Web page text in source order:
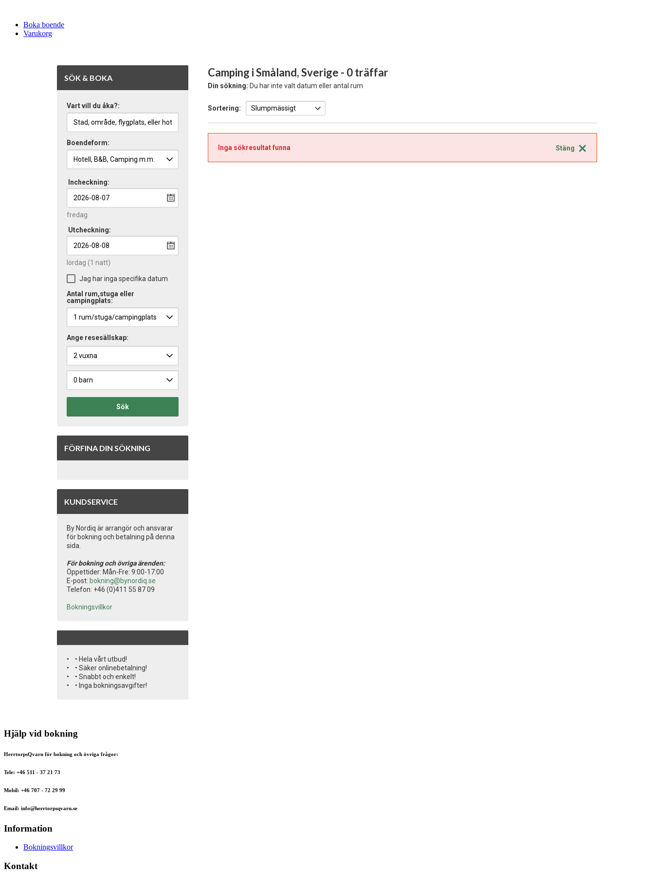
Boka boende
Varukorg
Camping i Småland, Sverige - 0 träffar
Din sökning: Du har inte valt datum eller antal rum
Sortering:
Stäng
Inga sökresultat funna
SÖK & BOKA
Vart vill du åka?:
Boendeform:
Incheckning:
fredag
Utcheckning:
lördag (1 natt)
Jag har inga specifika datum
Antal rum,stuga eller
campingplats:
Ange resesällskap:
Sök
FÖRFINA DIN SÖKNING
KUNDSERVICE
By Nordiq är arrangör och ansvarar
för bokning och betalning på denna
sida.
För bokning och övriga ärenden:
Öppettider: Mån-Fre: 9:00-17:00
E-post: bokning@bynordiq.se
Telefon: +46 (0)411 55 87 09
Bokningsvillkor
• Hela vårt utbud!
• Säker onlinebetalning!
• Snabbt och enkelt!
• Inga bokningsavgifter!
Hjälp vid bokning
HerrtorpsQvarn för bokning och övriga frågor:
Tele: +46 511 - 37 21 73
Mobil: +46 707 - 72 29 99
Email: info@herrtorpsqvarn.se
Information
Bokningsvillkor
Kontakt